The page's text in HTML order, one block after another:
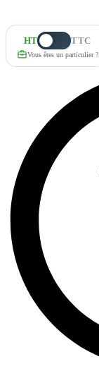
HT TTC
Vous êtes un particulier ?